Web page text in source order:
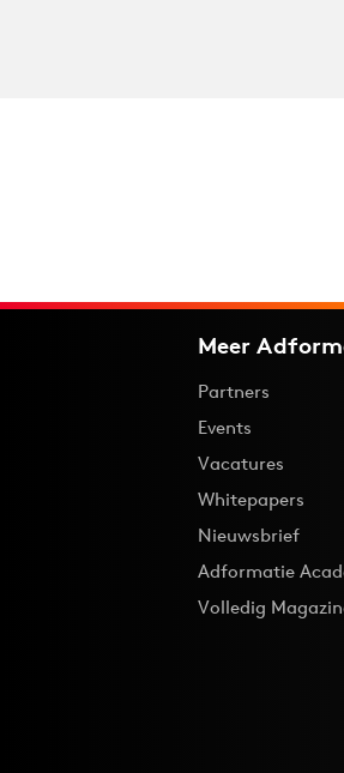
Meer
Partners
Events
Vacatures
Whitepapers
Nieuwsbrief
Adformatie
Volledig